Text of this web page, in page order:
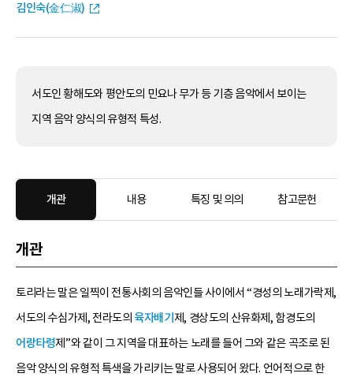
김인숙(金仁淑)
서도인 황해도와 평안도의 민요나 무가 등 기층 음악에서 보이는
지역 음악 양식의 유형적 특성.
개관 내용 특징 및 의의 참고문헌
개관
토리라는 말은 일찍이 전통사회의 음악인들 사이에서 “경성의 노래가락제,
서도의 수심가제, 전라도의 육자배기 제, 경상도의 산유화제, 함경도의
어랑타령제”와 같이 그 지역을 대표하는 노래를 들어 그와 같은 곡조로 된
음악 양식의 유형적 특색을 가리키는 말로 사용되어 왔다. 언어적으로 한